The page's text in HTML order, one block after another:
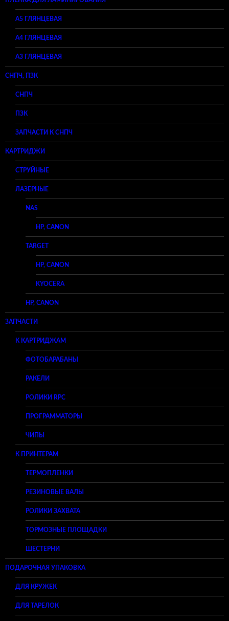
A5 ГЛЯНЦЕВАЯ
А4 ГЛЯНЦЕВАЯ
A3 ГЛЯНЦЕВАЯ
СНПЧ, ПЗК
СНПЧ
ПЗК
ЗАПЧАСТИ К СНПЧ
КАРТРИДЖИ
СТРУЙНЫЕ
ЛАЗЕРНЫЕ
NAS
HP, CANON
TARGET
HP, CANON
KYOCERA
HP, CANON
ЗАПЧАСТИ
К КАРТРИДЖАМ
ФОТОБАРАБАНЫ
РАКЕЛИ
РОЛИКИ RPC
ПРОГРАММАТОРЫ
ЧИПЫ
К ПРИНТЕРАМ
ТЕРМОПЛЕНКИ
РЕЗИНОВЫЕ ВАЛЫ
РОЛИКИ ЗАХВАТА
ТОРМОЗНЫЕ ПЛОЩАДКИ
ШЕСТЕРНИ
ПОДАРОЧНАЯ УПАКОВКА
ДЛЯ КРУЖЕК
ДЛЯ ТАРЕЛОК